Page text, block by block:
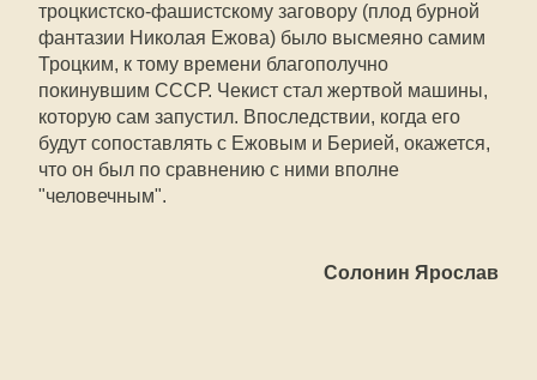
троцкистско-фашистскому заговору (плод бурной
фантазии Николая Ежова) было высмеяно самим
Троцким, к тому времени благополучно
покинувшим СССР. Чекист стал жертвой машины,
которую сам запустил. Впоследствии, когда его
будут сопоставлять с Ежовым и Берией, окажется,
что он был по сравнению с ними вполне
"человечным".
Солонин Ярослав